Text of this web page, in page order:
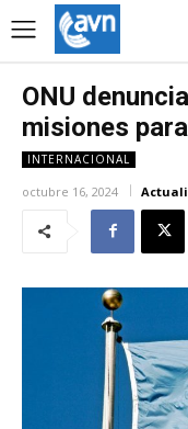
ONU
misiones
INTERNACIONAL
octubre 16, 2024